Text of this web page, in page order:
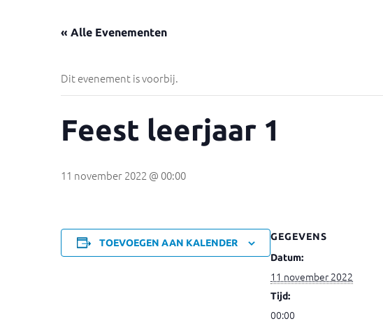
« Alle Evenementen
Dit evenement is voorbij.
Feest leerjaar 1
11 november 2022 @ 00:00
TOEVOEGEN AAN KALENDER
GEGEVENS
Datum:
11 november 2022
Tijd:
00:00